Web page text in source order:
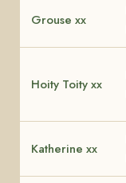
Grouse xx
Hoity Toity xx
Katherine xx